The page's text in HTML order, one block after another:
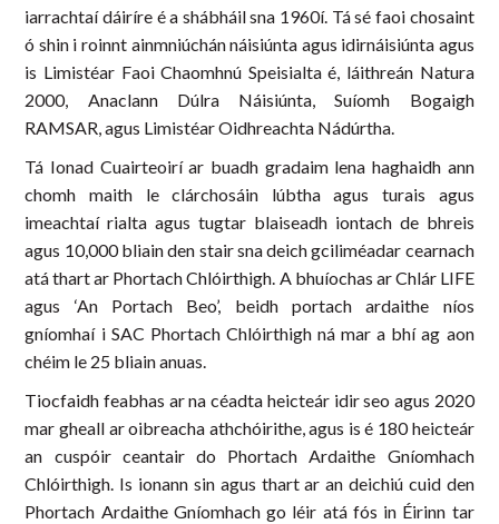
iarrachtaí dáiríre é a shábháil sna 1960í. Tá sé faoi chosaint
ó shin i roinnt ainmniúchán náisiúnta agus idirnáisiúnta agus
is Limistéar Faoi Chaomhnú Speisialta é, láithreán Natura
2000, Anaclann Dúlra Náisiúnta, Suíomh Bogaigh
RAMSAR, agus Limistéar Oidhreachta Nádúrtha.
Tá Ionad Cuairteoirí ar buadh gradaim lena haghaidh ann
chomh maith le clárchosáin lúbtha agus turais agus
imeachtaí rialta agus tugtar blaiseadh iontach de bhreis
agus 10,000 bliain den stair sna deich gciliméadar cearnach
atá thart ar Phortach Chlóirthigh. A bhuíochas ar Chlár LIFE
agus ‘An Portach Beo’, beidh portach ardaithe níos
gníomhaí i SAC Phortach Chlóirthigh ná mar a bhí ag aon
chéim le 25 bliain anuas.
Tiocfaidh feabhas ar na céadta heicteár idir seo agus 2020
mar gheall ar oibreacha athchóirithe, agus is é 180 heicteár
an cuspóir ceantair do Phortach Ardaithe Gníomhach
Chlóirthigh. Is ionann sin agus thart ar an deichiú cuid den
Phortach Ardaithe Gníomhach go léir atá fós in Éirinn tar